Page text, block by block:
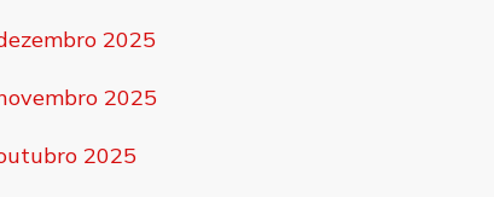
2025
2025
2025